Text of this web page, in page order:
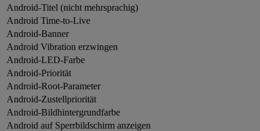
Android-Titel (nicht mehrsprachig)
Android Time-to-Live
Android-Banner
Android Vibration erzwingen
Android-LED-Farbe
Android-Priorität
Android-Root-Parameter
Android-Zustellpriorität
Android-Bildhintergrundfarbe
Android auf Sperrbildschirm anzeigen